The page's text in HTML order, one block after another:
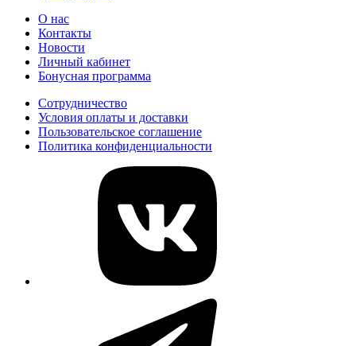
О нас
Контакты
Новости
Личный кабинет
Бонусная программа
Сотрудничество
Условия оплаты и доставки
Пользовательское соглашение
Политика конфиденциальности